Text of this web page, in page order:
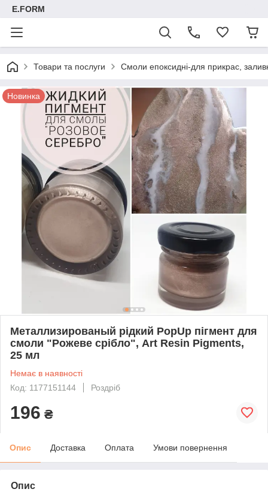
E.FORM
Товари та послуги Смоли епоксидні-для прикрас,
Новинка
Металлизированый рідкий PopUp пігмент для
смоли "Рожеве срібло", Art Resin Pigments,
25 мл
Немає в наявності
Код: 1177151144
Роздріб
196 ₴
Опис Доставка Оплата Умови повернення
Опис